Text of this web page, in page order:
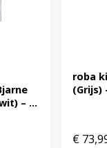
– ...
roba
(Grijs)
€